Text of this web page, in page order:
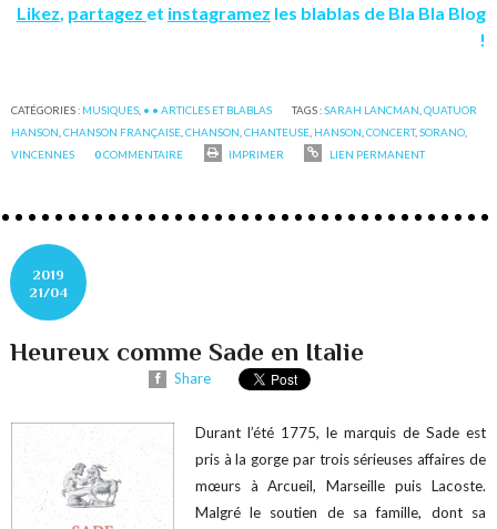
Likez, partagez et instagramez les blablas de Bla Bla Blog
!
CATÉGORIES : MUSIQUES • • ARTICLES ET BLABLAS TAGS :SARAH LANCMAN ,QUATUOR
HANSON ,CHANSON FRANÇAISE ,CHANSON ,CHANTEUSE HANSON ,CONCERT,SORANO
VINCENNES
0COMMENTAIRE IMPRIMER LIEN PERMANENT
2019
21/04
Heureux comme Sade en Italie
Share
Durant l’été 1775, le marquis de Sade est
pris à la gorge par trois sérieuses affaires de
mœurs à Arcueil, Marseille puis Lacoste.
Malgré le soutien de sa famille, dont sa